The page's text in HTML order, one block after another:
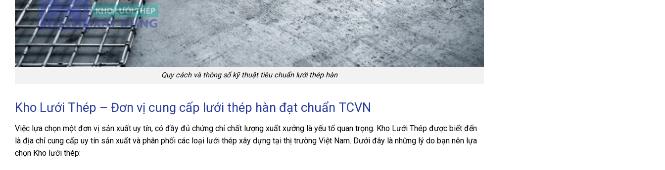
Quy cách và thông số kỹ thuật tiêu chuẩn lưới thép hàn
Kho Lưới Thép – Đơn vị cung cấp lưới thép hàn đạt chuẩn TCVN
Việc lựa chọn một đơn vị sản xuất uy tín, có đầy đủ chứng chỉ chất lượng xuất xưởng là yếu tố quan trọng. Kho Lưới Thép được biết đến
là địa chỉ cung cấp uy tín sản xuất và phân phối các loại lưới thép xây dựng tại thị trường Việt Nam. Dưới đây là những lý do bạn nên lựa
chọn Kho lưới thép: